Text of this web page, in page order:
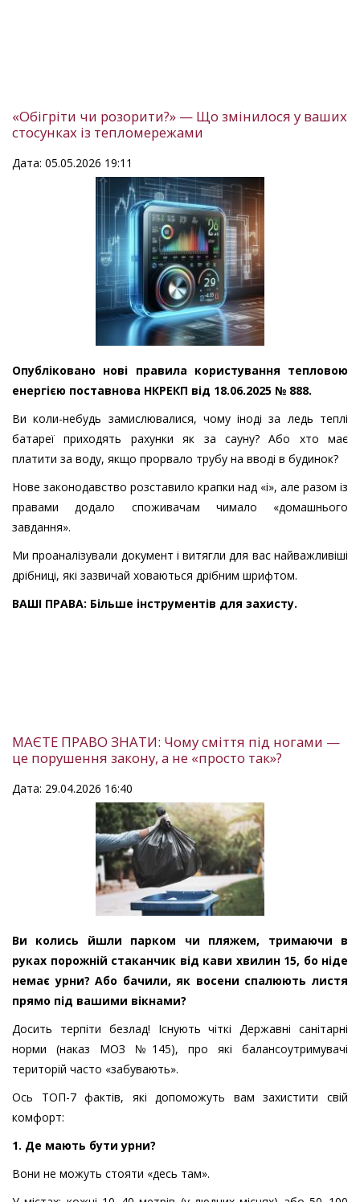
«Обігріти чи розорити?» — Що змінилося у ваших
стосунках із тепломережами
Дата: 05.05.2026 19:11
Опубліковано нові правила користування тепловою
енергією поставнова НКРЕКП від 18.06.2025 № 888.
Ви коли-небудь замислювалися, чому іноді за ледь теплі
батареї приходять рахунки як за сауну? Або хто має
платити за воду, якщо прорвало трубу на вводі в будинок?
Нове законодавство розставило крапки над «і», але разом із
правами додало споживачам чимало «домашнього
завдання».
Ми проаналізували документ і витягли для вас найважливіші
дрібниці, які зазвичай ховаються дрібним шрифтом.
ВАШІ ПРАВА: Більше інструментів для захисту.
МАЄТЕ ПРАВО ЗНАТИ: Чому сміття під ногами —
це порушення закону, а не «просто так»?
Дата: 29.04.2026 16:40
Ви колись йшли парком чи пляжем, тримаючи в
руках порожній стаканчик від кави хвилин 15, бо ніде
немає урни? Або бачили, як восени спалюють листя
прямо під вашими вікнами?
Досить терпіти безлад! Існують чіткі Державні санітарні
норми (наказ МОЗ №145), про які балансоутримувачі
територій часто «забувають».
Ось ТОП-7 фактів, які допоможуть вам захистити свій
комфорт:
1. Де мають бути урни?
Вони не можуть стояти «десь там».